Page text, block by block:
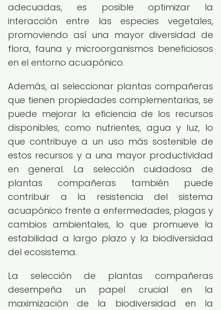
adecuadas, es posible optimizar la
interacción entre las especies vegetales,
promoviendo así una mayor diversidad de
flora, fauna y microorganismos beneficiosos
en el entorno acuapónico.
Además, al seleccionar plantas compañeras
que tienen propiedades complementarias, se
puede mejorar la eficiencia de los recursos
disponibles, como nutrientes, agua y luz, lo
que contribuye a un uso más sostenible de
estos recursos y a una mayor productividad
en general. La selección cuidadosa de
plantas compañeras también puede
contribuir a la resistencia del sistema
acuapónico frente a enfermedades, plagas y
cambios ambientales, lo que promueve la
estabilidad a largo plazo y la biodiversidad
del ecosistema.
La selección de plantas compañeras
desempeña un papel crucial en la
maximización de la biodiversidad en la